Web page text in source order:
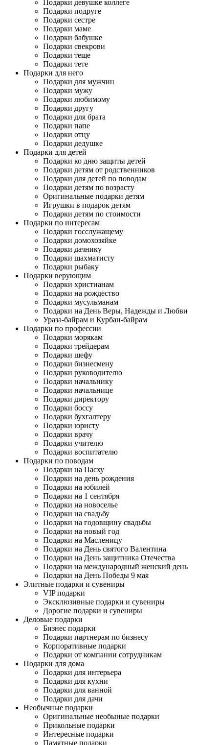
Подарки девушке коллеге
Подарки подруге
Подарки сестре
Подарки маме
Подарки бабушке
Подарки свекрови
Подарки теще
Подарки тете
Подарки для него
Подарки для мужчин
Подарки мужу
Подарки любимому
Подарки другу
Подарки для брата
Подарки папе
Подарки отцу
Подарки дедушке
Подарки для детей
Подарки ко дню защиты детей
Подарки детям от родственников
Подарки для детей по поводам
Подарки детям по возрасту
Оригинальные подарки детям
Игрушки в подарок детям
Подарки детям по стоимости
Подарки по интересам
Подарки госслужащему
Подарки домохозяйке
Подарки дачнику
Подарки шахматисту
Подарки рыбаку
Подарки верующим
Подарки христианам
Подарки на рождество
Подарки мусульманам
Подарки на День Веры, Надежды и Любви
Ураза-байрам и Курбан-байрам
Подарки по профессии
Подарки морякам
Подарки трейдерам
Подарки шефу
Подарки бизнесмену
Подарки руководителю
Подарки начальнику
Подарки начальнице
Подарки директору
Подарки боссу
Подарки бухгалтеру
Подарки юристу
Подарки врачу
Подарки учителю
Подарки воспитателю
Подарки по поводам
Подарки на Пасху
Подарки на день рождения
Подарки на юбилей
Подарки на 1 сентября
Подарки на новоселье
Подарки на свадьбу
Подарки на годовщину свадьбы
Подарки на новый год
Подарки на Масленицу
Подарки на День святого Валентина
Подарки на День защитника Отечества
Подарки на международный женский день
Подарки на День Победы 9 мая
Элитные подарки и сувениры
VIP подарки
Эксклюзивные подарки и сувениры
Дорогие подарки и сувениры
Деловые подарки
Бизнес подарки
Подарки партнерам по бизнесу
Корпоративные подарки
Подарки от компании сотрудникам
Подарки для дома
Подарки для интерьера
Подарки для кухни
Подарки для ванной
Подарки для дачи
Необычные подарки
Оригинальные необыные подарки
Прикольные подарки
Интересные подарки
Памятные подарки